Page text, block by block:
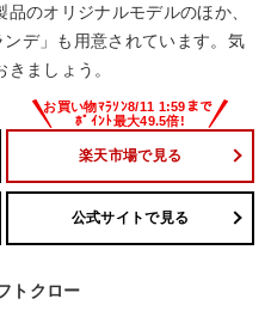
のオリジナルモデルのほか、
デ」も用意されています。気
ましょう。
楽天市場で見る
公式サイトで見る
トクロー